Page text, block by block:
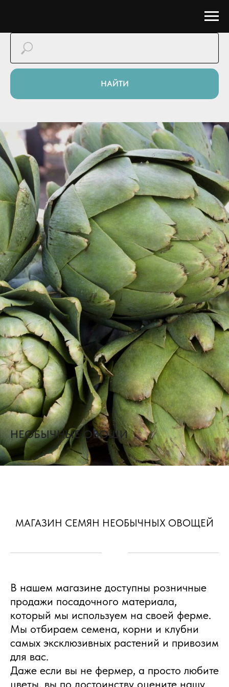
НАЙТИ
НЕОБЫЧНЫЕ ОВОЩИ
МАГАЗИН СЕМЯН НЕОБЫЧНЫХ ОВОЩЕЙ
В нашем магазине доступны розничные
продажи посадочного материала,
который мы используем на своей ферме.
Мы отбираем семена, корни и клубни
самых эксклюзивных растений и привозим
для вас.
Даже если вы не фермер, а просто любите
цветы, вы по достоинству оцените нашу